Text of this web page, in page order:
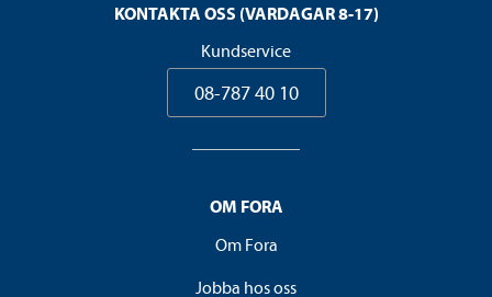
KONTAKTA OSS (VARDAGAR 8-17)
Kundservice
08-787 40 10
OM FORA
Om Fora
Jobba hos oss